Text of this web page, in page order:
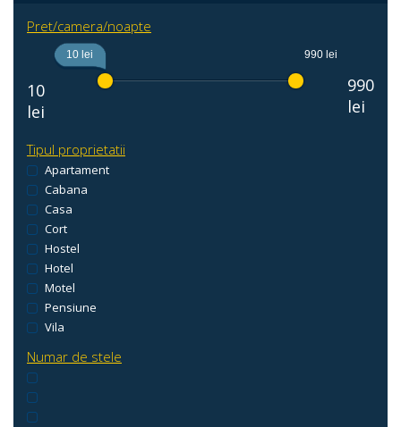
Pret/camera/noapte
10
lei
10 lei 990 lei
990
lei
Tipul proprietatii
Apartament
Cabana
Casa
Cort
Hostel
Hotel
Motel
Pensiune
Vila
Numar de stele